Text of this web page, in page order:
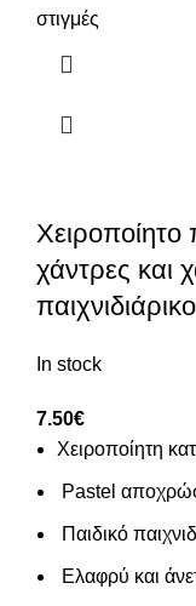
στιγμές
Χειροποίητο
χάντρες και
In stock
7.50€
Χειροποίητη
Pastel
Παιδικό
Ελαφρύ και